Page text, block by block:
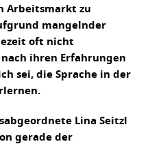
Arbeitsmarkt zu
mangelnder
oft nicht
ihren Erfahrungen
sei, die Sprache in der
Lina Seitzl
gerade der